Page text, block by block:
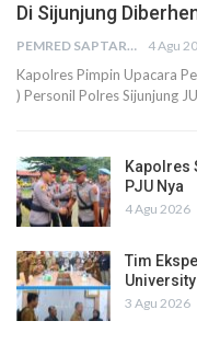
Di Sijunjung
PEMRED SAPTARIUS 4 Agu
Kapolres Pimpin Upacara
) Personil Polres Sijunjung
Kapolres
PJU Nya
4 Agu 2026
Tim
3 Agu 2026